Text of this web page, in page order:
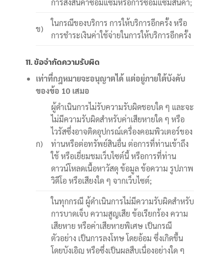
การส่งสินค้าซ่อมแซมหรือการซ่อมแซมสินค้า;
ข)
ในกรณีของบริการ การให้บริการอีกครั้ง หรือ
การชำระเงินค่าใช้จ่ายในการให้บริการอีกครั้ง
11. ข้อจำกัดความรับผิด
เท่าที่กฎหมายจะอนุญาตได้ แต่อยู่ภายใต้บังคับ
ของข้อ 10 เสมอ
ก)
ผู้ดำเนินการไม่รับความรับผิดชอบใด ๆ และจะ
ไม่มีความรับผิดสำหรับค่าเสียหายใด ๆ หรือ
ไวรัสซึ่งอาจติดอุปกรณ์เครื่องคอมพิวเตอร์ของ
ท่านหรือต่อทรัพย์สินอื่น ต่อการที่ท่านเข้าถึง
ใช้ หรือเยี่ยมชมเว็บไซต์นี้ หรือการที่ท่าน
ดาวน์โหลดเนื้อหาวัสดุ ข้อมูล ข้อความ รูปภาพ
วิดีโอ หรือเสียงใด ๆ จากเว็บไซต์;
ในทุกกรณี ผู้ดำเนินการไม่มีความรับผิดสำหรับ
การบาดเจ็บ ความสูญเสีย ข้อเรียกร้อง ความ
เสียหาย หรือค่าเสียหายพิเศษ เป็นกรณี
ตัวอย่าง เป็นการลงโทษ โดยอ้อม ซึ่งเกิดขึ้น
โดยบังเอิญ หรือซึ่งเป็นผลสืบเนื่องอย่างใด ๆ